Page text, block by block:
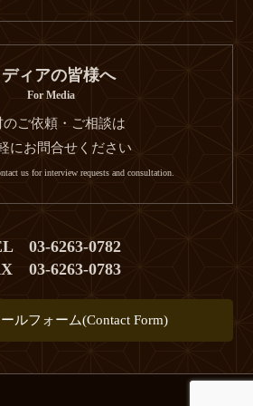
ィアの皆様へ
For Media
のご依頼・ご相談は
にお問合せください
us for interview requests and consultation.
03-6263-0782
03-6263-0783
ルフォーム(Contact Form)